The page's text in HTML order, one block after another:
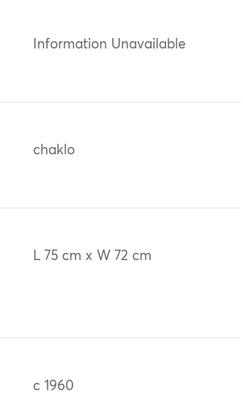
Information Unavailable
chaklo
L 75 cm x W 72 cm
c 1960